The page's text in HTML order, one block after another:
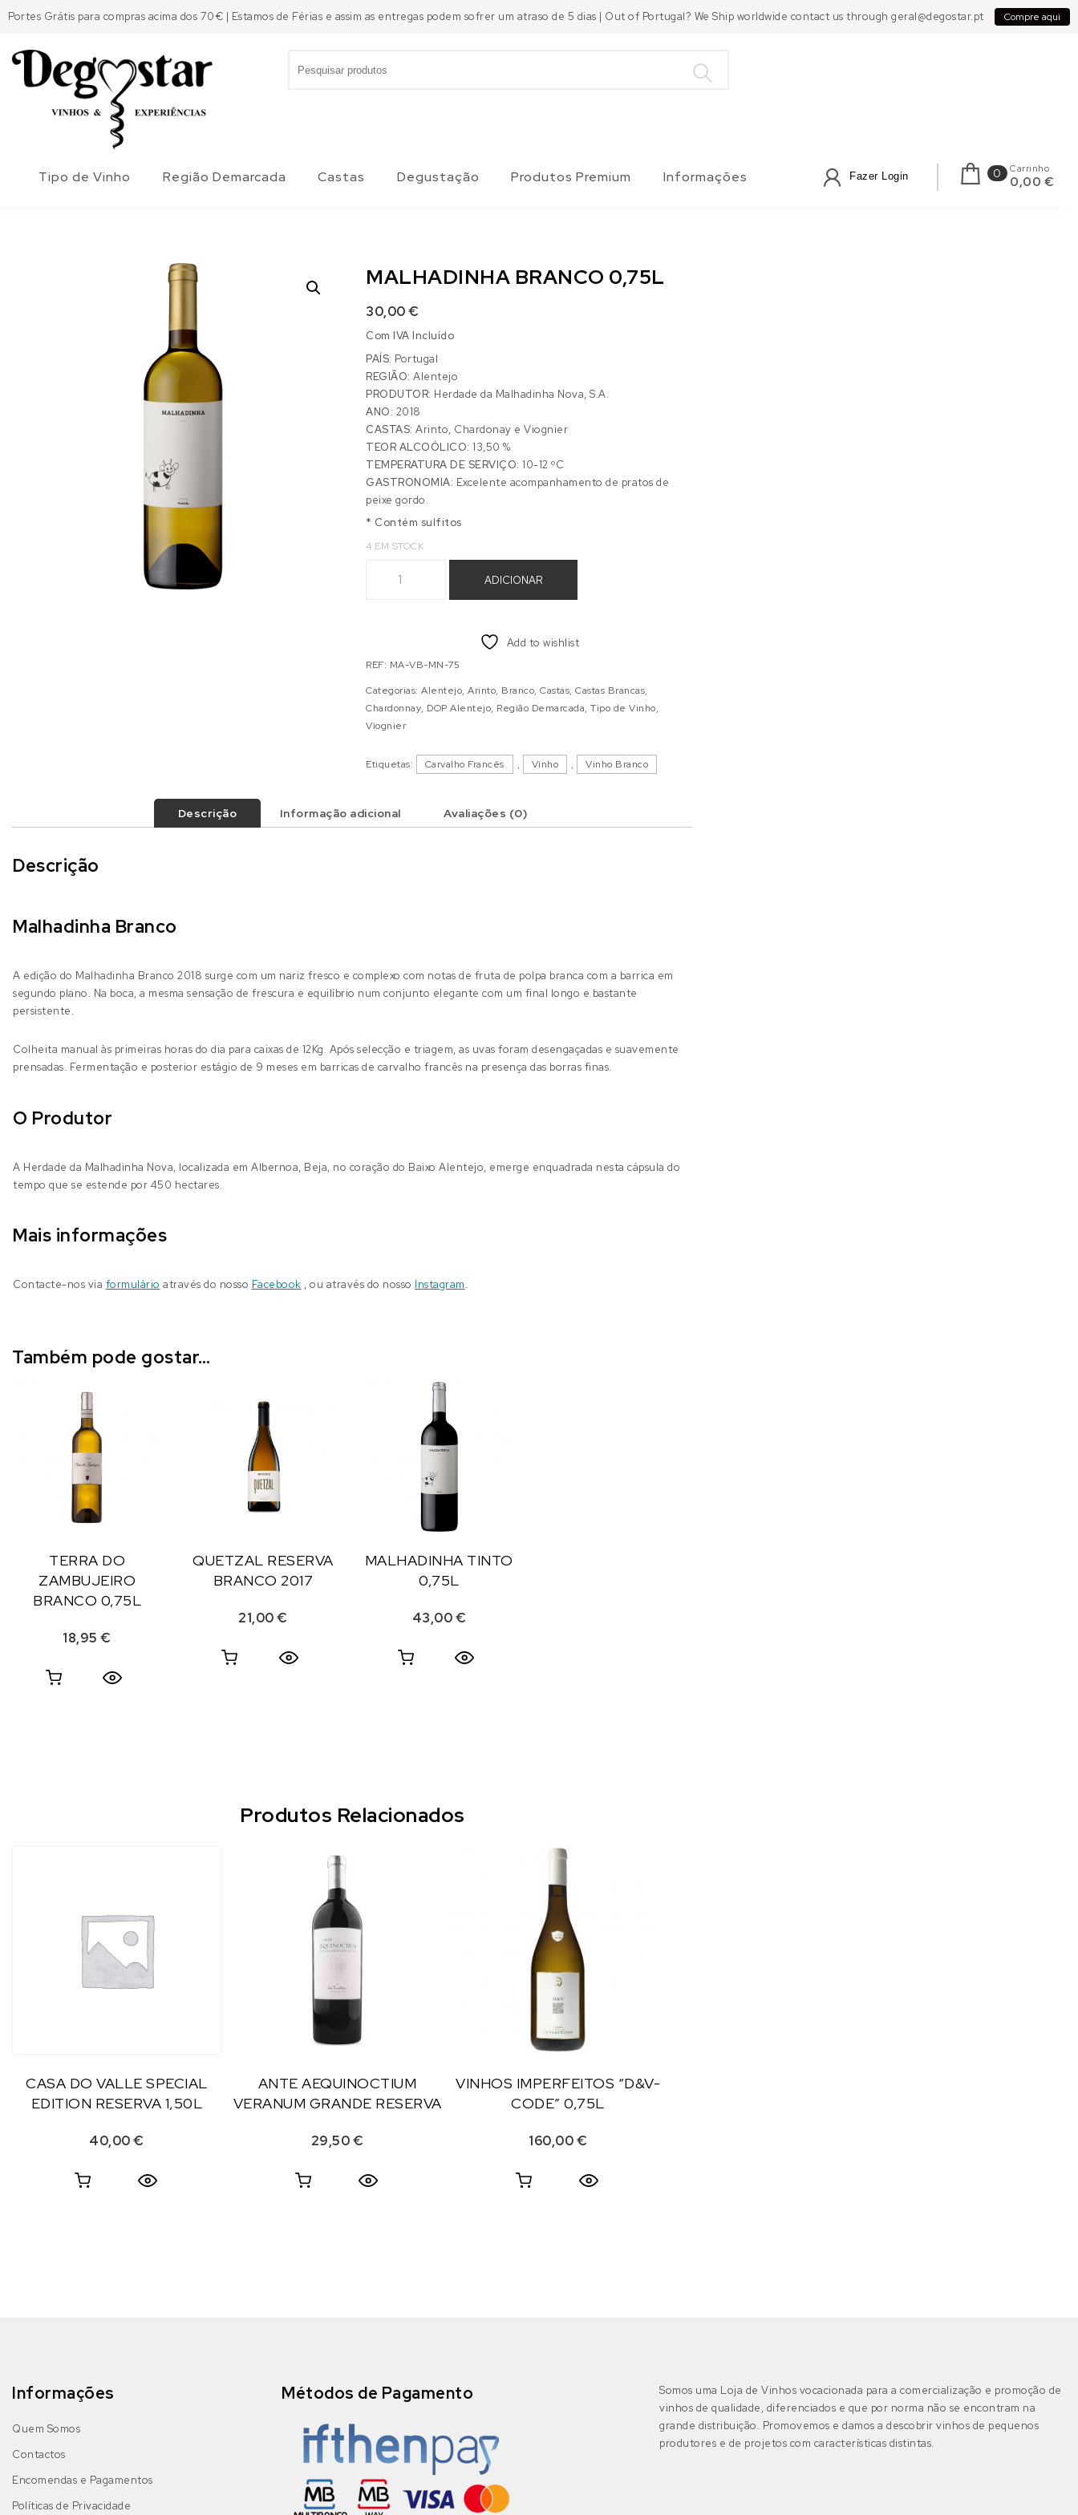
Portes Grátis para compras acima dos 70€ | Estamos de Férias e assim as entregas podem sofrer um atraso de 5 dias | Out of Portugal? We Ship worldwide contact us through geral@degostar.pt Compre aqui
Tipo de Vinho Região Demarcada Castas Degustação Produtos Premium Informações Fazer Login 0 Carrinho
0,00 €
MALHADINHA BRANCO 0,75L
30,00€
Com IVA Incluído
PAÍS: Portugal
REGIÃO: Alentejo
PRODUTOR: Herdade da Malhadinha Nova, S.A.
ANO: 2018
CASTAS: Arinto, Chardonay e Viognier
TEOR ALCOÓLICO:13,50 %
TEMPERATURA DE SERVIÇO: 10-12 ºC
GASTRONOMIA: Excelente acompanhamento de pratos de
peixe gordo.
* Contém sulfitos
4 EM STOCK
ADICIONAR
Add to wishlist
REF: MA-VB-MN-75
Categorias:Alentejo,Arinto, Branco,Castas,Castas Brancas,
Chardonnay, DOP Alentejo, Região Demarcada,Tipo de Vinho,
Viognier
Etiquetas: Carvalho Francês , Vinho , Vinho Branco
Descrição Informação adicional Avaliações (0)
Descrição
Malhadinha Branco
A edição do Malhadinha Branco 2018 surge com um nariz fresco e complexo com notas de fruta de polpa branca com a barrica em
segundo plano. Na boca, a mesma sensação de frescura e equilíbrio num conjunto elegante com um final longo e bastante
persistente.
Colheita manual às primeiras horas do dia para caixas de 12Kg. Após selecção e triagem, as uvas foram desengaçadas e suavemente
prensadas. Fermentação e posterior estágio de 9 meses em barricas de carvalho francês na presença das borras finas.
O Produtor
A Herdade da Malhadinha Nova, localizada em Albernoa, Beja, no coração do Baixo Alentejo, emerge enquadrada nesta cápsula do
tempo que se estende por 450 hectares.
Mais informações
Contacte-nos via formulário através do nosso Facebook , ou através do nosso Instagram.
Também pode gostar…
TERRA DO
ZAMBUJEIRO
BRANCO 0,75L
18,95€
QUETZAL RESERVA
BRANCO 2017
21,00€
MALHADINHA TINTO
0,75L
43,00€
Produtos Relacionados
CASA DO VALLE SPECIAL
EDITION RESERVA 1,50L
40,00€
ANTE AEQUINOCTIUM
VERANUM GRANDE RESERVA
29,50€
VINHOS IMPERFEITOS “D&V-
CODE” 0,75L
160,00€
Informações
Quem Somos
Contactos
Encomendas e Pagamentos
Políticas de Privacidade
Métodos de Pagamento
Somos uma Loja de Vinhos vocacionada para a comercialização e promoção de
vinhos de qualidade, diferenciados e que por norma não se encontram na
grande distribuição. Promovemos e damos a descobrir vinhos de pequenos
produtores e de projetos com características distintas.